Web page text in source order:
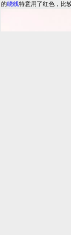
的绕线特意用了红色，比